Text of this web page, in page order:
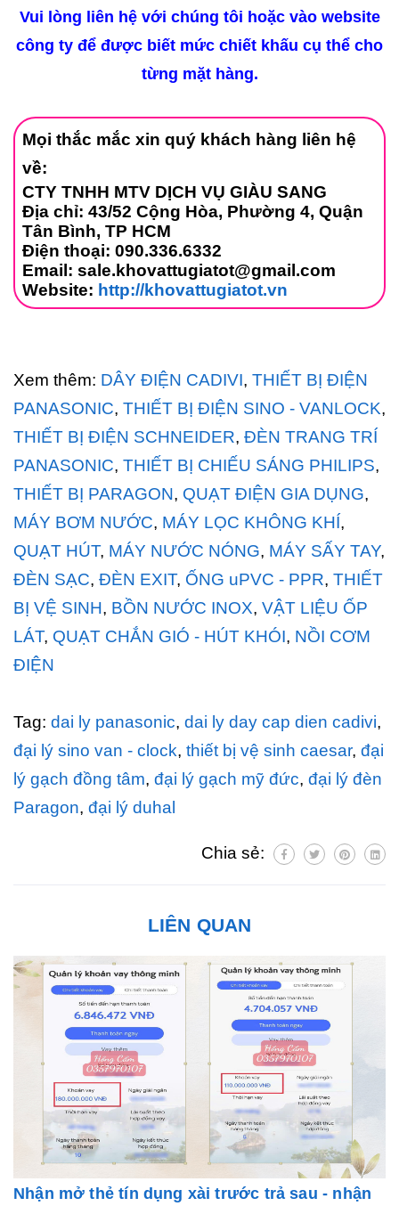
Vui lòng liên hệ với chúng tôi hoặc vào website
công ty để được biết mức chiết khấu cụ thể cho
từng mặt hàng.
Mọi thắc mắc xin quý khách hàng liên hệ
về:
CTY TNHH MTV DỊCH VỤ GIÀU SANG
Địa chỉ: 43/52 Cộng Hòa, Phường 4, Quận
Tân Bình, TP HCM
Điện thoại: 090.336.6332
Email: sale.khovattugiatot@gmail.com
Website: http://khovattugiatot.vn
Xem thêm: DÂY ĐIỆN CADIVI, THIẾT BỊ ĐIỆN
PANASONIC, THIẾT BỊ ĐIỆN SINO - VANLOCK,
THIẾT BỊ ĐIỆN SCHNEIDER, ĐÈN TRANG TRÍ
PANASONIC, THIẾT BỊ CHIẾU SÁNG PHILIPS,
THIẾT BỊ PARAGON, QUẠT ĐIỆN GIA DỤNG,
MÁY BƠM NƯỚC, MÁY LỌC KHÔNG KHÍ,
QUẠT HÚT, MÁY NƯỚC NÓNG, MÁY SẤY TAY,
ĐÈN SẠC, ĐÈN EXIT, ỐNG uPVC - PPR, THIẾT
BỊ VỆ SINH, BỒN NƯỚC INOX, VẬT LIỆU ỐP
LÁT, QUẠT CHẮN GIÓ - HÚT KHÓI, NỒI CƠM
ĐIỆN
Tag: dai ly panasonic, dai ly day cap dien cadivi,
đại lý sino van - clock, thiết bị vệ sinh caesar, đại
lý gạch đồng tâm, đại lý gạch mỹ đức, đại lý đèn
Paragon, đại lý duhal
Chia sẻ:
LIÊN QUAN
Nhận mở thẻ tín dụng xài trước trả sau - nhận